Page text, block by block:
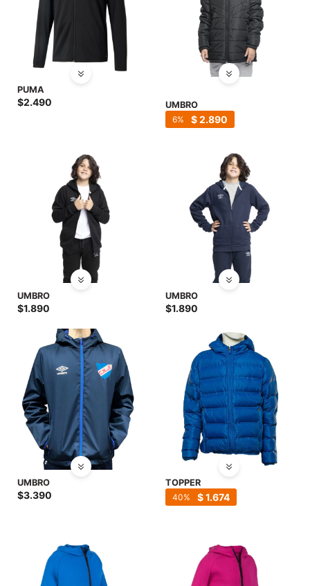
PUMA
$2.490 UMBRO
$2.890
6
UMBRO
$1.890
UMBRO
$1.890
UMBRO
$3.390
TOPPER
$1.674
40